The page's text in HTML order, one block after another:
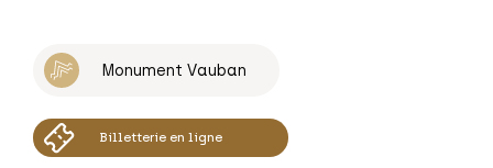
Monument Vauban
Billetterie en ligne